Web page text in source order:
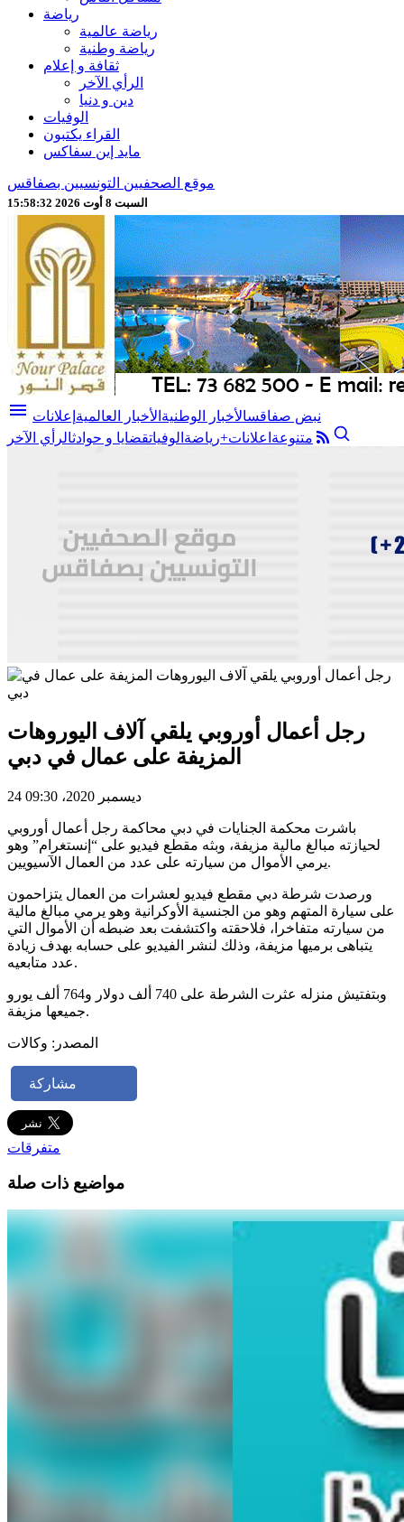
رياضة
رياضة عالمية
رياضة وطنية
ثقافة و إعلام
الرأي الآخر
دين و دنيا
الوفيات
القراء يكتبون
مايد إين سفاكس
موقع الصحفيين التونسيين بصفاقس
السبت 8 أوت 2026 15:58:34
menu نبض صفاقسالأخبار الوطنية الأخبار العالمية إعلانات
متنوعة اعلانات+رياضة الوفياتقضايا و حوادثالرأي الآخر
رجل أعمال أوروبي يلقي آلاف اليوروهات
المزيفة على عمال في دبي
24 ديسمبر 2020، 09:30
باشرت محكمة الجنايات في دبي محاكمة رجل أعمال أوروبي
لحيازته مبالغ مالية مزيفة، وبثه مقطع فيديو على “إنستغرام” وهو
يرمي الأموال من سيارته على عدد من العمال الآسيويين.
ورصدت شرطة دبي مقطع فيديو لعشرات من العمال يتزاحمون
على سيارة المتهم وهو من الجنسية الأوكرانية وهو يرمي مبالغ مالية
من سيارته متفاخرا، فلاحقته واكتشفت بعد ضبطه أن الأموال التي
يتباهى برميها مزيفة، وذلك لنشر الفيديو على حسابه بهدف زيادة
عدد متابعيه.
وبتفتيش منزله عثرت الشرطة على 740 ألف دولار و764 ألف يورو
جميعها مزيفة.
المصدر: وكالات
مشاركة
متفرقات
مواضيع ذات صلة